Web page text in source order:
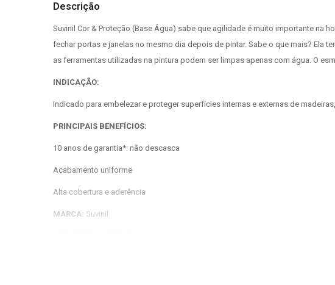
Descrição
Suvinil Cor & Proteção (Base Água) sabe que agilidade é muito importante na
fechar portas e janelas no mesmo dia depois de pintar. Sabe o que mais? Ela
as ferramentas utilizadas na pintura podem ser limpas apenas com água. O
INDICAÇÃO:
Indicado para embelezar e proteger superfícies internas e externas de
PRINCIPAIS BENEFÍCIOS:
10 anos de garantia*: não descasca
Acabamento uniforme
Alta cobertura e aderência
MARCA: Suvinil